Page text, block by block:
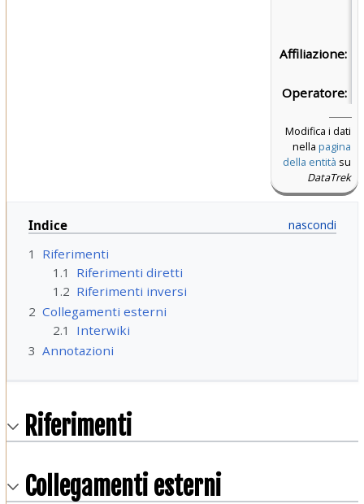
Affiliazione:
Operatore:
Modifica i dati
nella pagina
della entità su
DataTrek
Indice
1
Riferimenti
1.1
Riferimenti diretti
1.2 Riferimenti inversi
2 Collegamenti esterni
2.1
Interwiki
3 Annotazioni
Riferimenti
Collegamenti esterni